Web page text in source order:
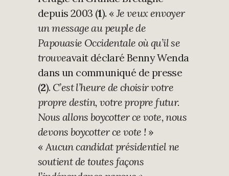
depuis 2003 (1). «Je veux envoyer
un message au peuple de
Papouasie Occidentale où qu’il se
trouveavait déclaré Benny Wenda
dans un communiqué de presse
(2). C’est l’heure de choisir votre
propre destin, votre propre futur.
Nous allons boycotter ce vote, nous
devons boycotter ce vote ! »
« Aucun candidat présidentiel ne
soutient de toutes façons